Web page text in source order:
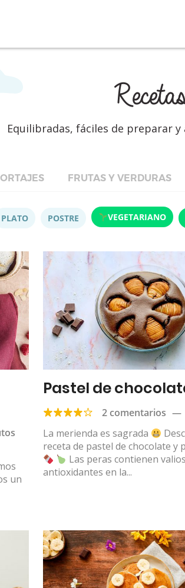
Recetas
Equilibradas, fáciles de preparar
FRUTAS Y VERDURAS
PLATO POSTRE VEGETARIANO
un
Pastel de
2 comentarios —
La merienda es sagrada
receta de pastel de chocolate y
Las peras contienen
antioxidantes en la...